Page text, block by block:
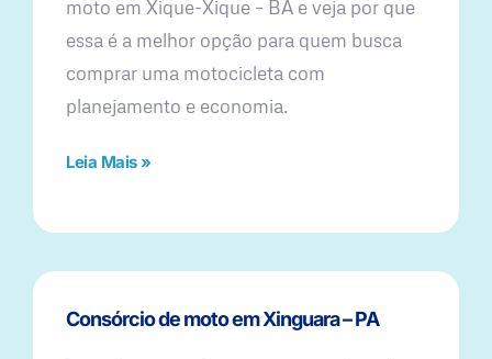
moto em Xique-Xique – BA e veja por que
essa é a melhor opção para quem busca
comprar uma motocicleta com
planejamento e economia.
Leia Mais »
Consórcio de moto em Xinguara – PA